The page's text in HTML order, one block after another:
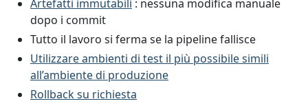
Artefatti immutabili : nessuna modifica manuale
dopo i commit
Tutto il lavoro si ferma se la pipeline fallisce
Utilizzare ambienti di test il più possibile simili
all’ambiente di produzione
Rollback su richiesta